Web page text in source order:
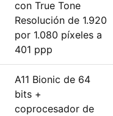
con True Tone
Resolución de 1.920
por 1.080 píxeles a
401 ppp
A11 Bionic de 64
bits +
coprocesador de